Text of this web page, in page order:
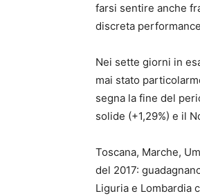
farsi sentire anche
discreta
Nei sette giorni in
mai stato
segna la fine del
solide (+1,29%) e il
Toscana, Marche,
del 2017:
Liguria e Lombardia